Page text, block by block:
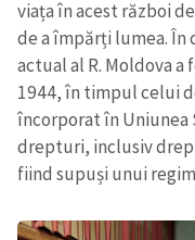
viața în acest război
de a împărți lumea.
actual al R. Moldova a
1944, în timpul celui
încorporat în
drepturi, inclusiv
fiind supuși unui